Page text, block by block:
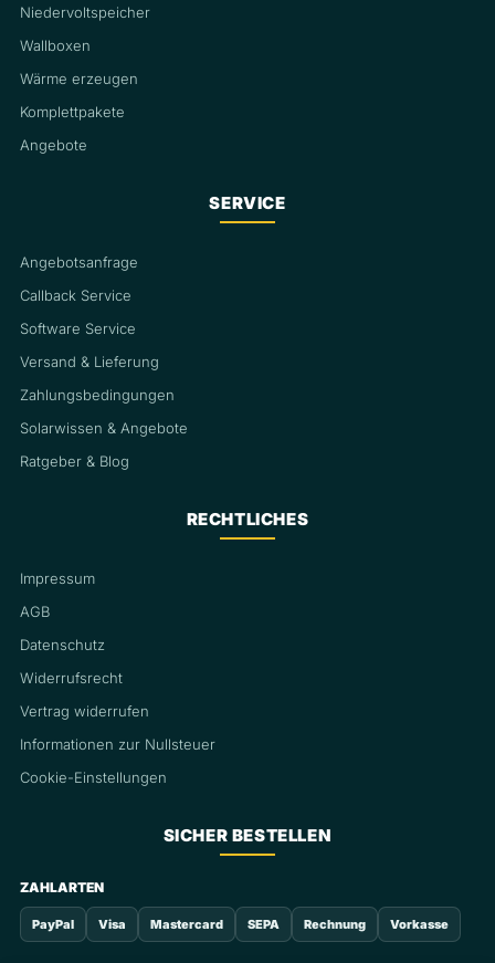
Niedervoltspeicher
Wallboxen
Wärme erzeugen
Komplettpakete
Angebote
SERVICE
Angebotsanfrage
Callback Service
Software Service
Versand & Lieferung
Zahlungsbedingungen
Solarwissen & Angebote
Ratgeber & Blog
RECHTLICHES
Impressum
AGB
Datenschutz
Widerrufsrecht
Vertrag widerrufen
Informationen zur Nullsteuer
Cookie-Einstellungen
SICHER BESTELLEN
ZAHLARTEN
PayPal Visa Mastercard SEPA Rechnung Vorkasse